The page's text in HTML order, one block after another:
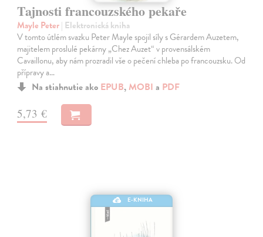
Tajnosti francouzského pekaře
Mayle Peter| Elektronická kniha
V tomto útlém svazku Peter Mayle spojil síly s Gérardem Auzetem,
majitelem proslulé pekárny „Chez Auzet“ v provensálském
Cavaillonu, aby nám prozradil vše o pečení chleba po francouzsku. Od
přípravy a…
Na stiahnutie ako EPUB, MOBI a PDF
5,73 €
E-KNIHA